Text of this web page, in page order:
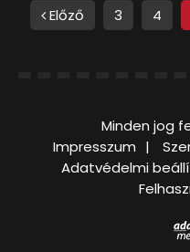
Előző 3 4
Minden jog
Impresszum
Adatvédelmi